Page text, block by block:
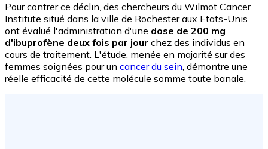
Pour contrer ce déclin, des chercheurs du Wilmot Cancer
Institute situé dans la ville de Rochester aux Etats-Unis
ont évalué l'administration d'une dose de 200 mg
d'ibuprofène deux fois par jour chez des individus en
cours de traitement. L'étude, menée en majorité sur des
femmes soignées pour un cancer du sein, démontre une
réelle efficacité de cette molécule somme toute banale.